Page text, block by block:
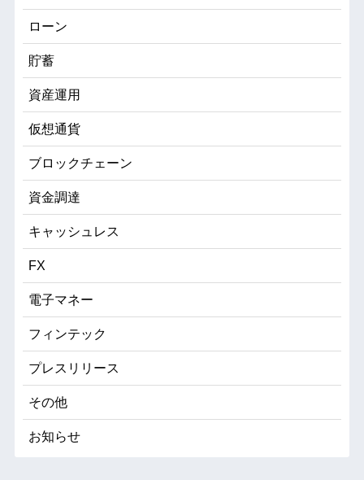
ローン
貯蓄
資産運用
仮想通貨
ブロックチェーン
資金調達
キャッシュレス
FX
電子マネー
フィンテック
プレスリリース
その他
お知らせ